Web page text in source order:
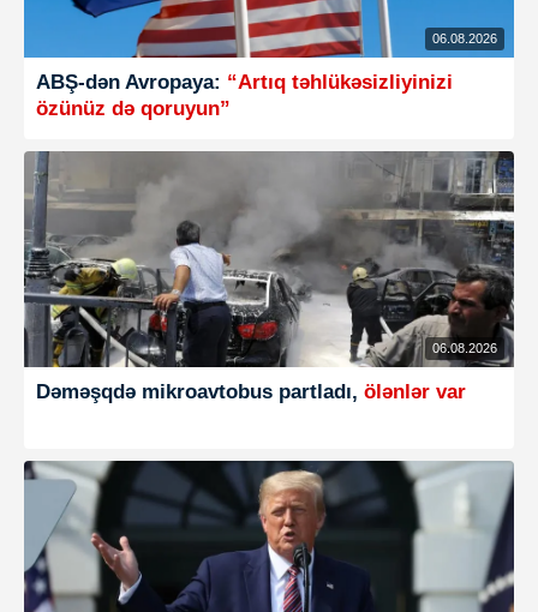
06.08.2026
ABŞ-dən Avropaya: “Artıq təhlükəsizliyinizi
özünüz də qoruyun”
06.08.2026
Dəməşqdə mikroavtobus partladı, ölənlər var